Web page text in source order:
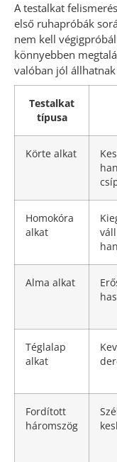
A testalkat
első ruhapróbák
nem kell
könnyebben
valóban jól
Testalkat
típusa
Körte alkat
Homokóra
alkat
Alma alkat
Téglalap
alkat
Fordított
háromszög